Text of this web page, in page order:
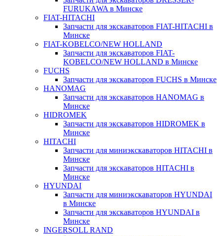
FURUKAWA в Минске
FIAT-HITACHI
Запчасти для экскаваторов FIAT-HITACHI в
Минске
FIAT-KOBELCO/NEW HOLLAND
Запчасти для экскаваторов FIAT-
KOBELCO/NEW HOLLAND в Минске
FUCHS
Запчасти для экскаваторов FUCHS в Минске
HANOMAG
Запчасти для экскаваторов HANOMAG в
Минске
HIDROMEK
Запчасти для экскаваторов HIDROMEK в
Минске
HITACHI
Запчасти для миниэкскаваторов HITACHI в
Минске
Запчасти для экскаваторов HITACHI в
Минске
HYUNDAI
Запчасти для миниэкскаваторов HYUNDAI
в Минске
Запчасти для экскаваторов HYUNDAI в
Минске
INGERSOLL RAND